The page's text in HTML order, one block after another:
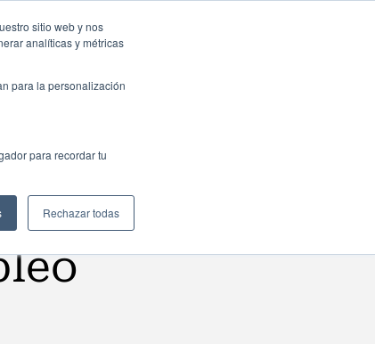
sitio web y nos
analíticas y métricas
para la personalización
para recordar tu
Rechazar todas